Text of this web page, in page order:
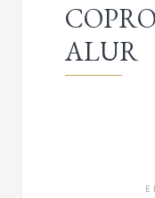
ALUR